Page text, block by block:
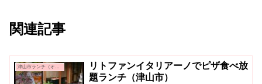
関連記事
リトファンイタリアーノでピザ食べ放
題ランチ（津山市）